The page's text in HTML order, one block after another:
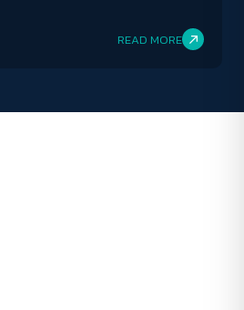
READ MORE
Deutan Tritan